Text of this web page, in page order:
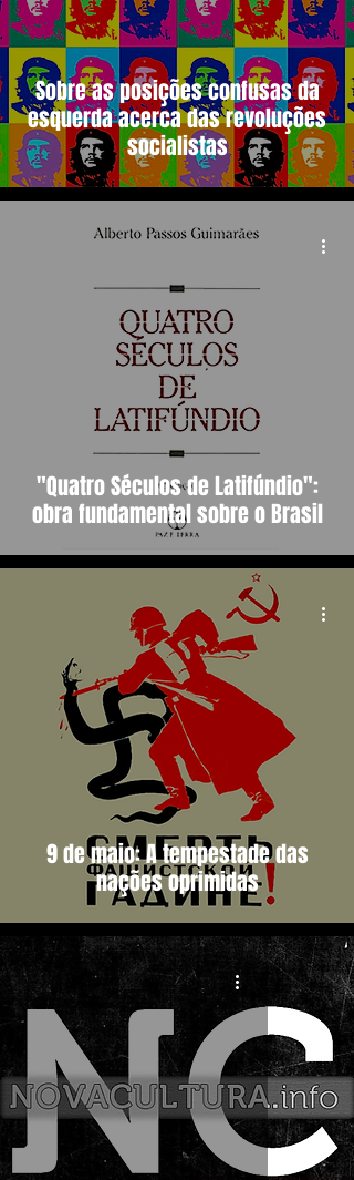
Sobre as posições confusas da
esquerda acerca das revoluções
socialistas
"Quatro Séculos de Latifúndio":
obra fundamental sobre o Brasil
9 de maio: A tempestade das
nações oprimidas